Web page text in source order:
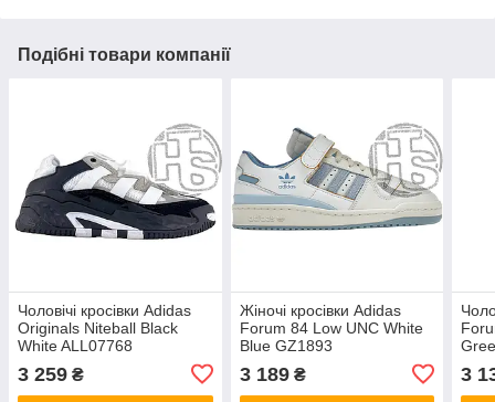
Подібні товари компанії
Чоловічі кросівки Adidas
Originals Niteball Black
White ALL07768
3 259 ₴
Жіночі кросівки Adidas
Forum 84 Low UNC White
Blue GZ1893
3 189₴ 3